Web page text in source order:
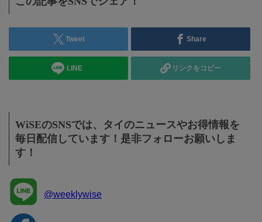
Tweet Share
LINE リンクをコピー
WiSEのSNSでは、タイのニュースやお得情報を
毎日配信しています！是非フォローお願いしま
す！
@weeklywise